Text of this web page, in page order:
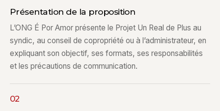
Présentation de la proposition
L’ONG É Por Amor présente le Projet Un Real de Plus au
syndic, au conseil de copropriété ou à l’administrateur, en
expliquant son objectif, ses formats, ses responsabilités
et les précautions de communication.
02